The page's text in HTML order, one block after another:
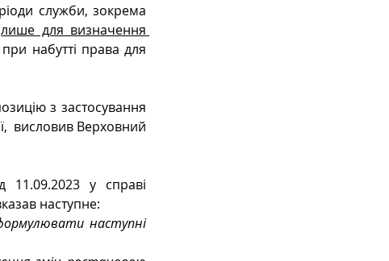
служби, зокрема
лише для визначення
набутті права для
з застосування
висловив Верховний
11.09.2023 у справі
наступне:
наступні